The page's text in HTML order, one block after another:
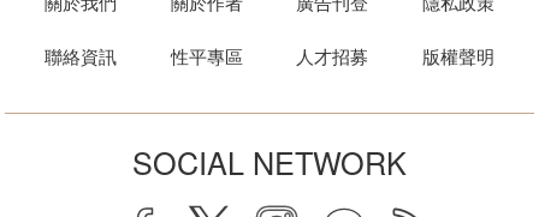
聯絡資訊 性平專區 人才招募 版權聲明
SOCIAL NETWORK